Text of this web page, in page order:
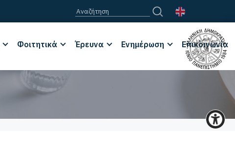
Φοιτητικά Έρευνα Ενημέρωση Επικοινωνία